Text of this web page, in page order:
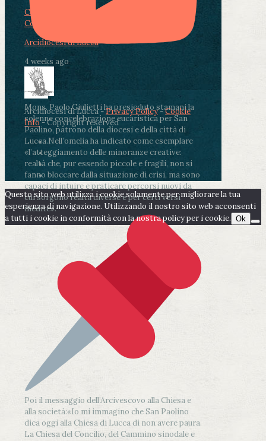
Condividi su Facebook
Condividi su LinkedIn
Arcidiocesi di Lucca
4 weeks ago
Mons. Paolo Giulietti ha presieduto stamani la
solenne concelebrazione eucaristica per San
Paolino, patrono della diocesi e della città di
Lucca.Nell’omelia ha indicato come esemplare
«l’atteggiamento delle minoranze creative:
realtà che, pur essendo piccole e fragili, non si
fanno bloccare dalla situazione di crisi, ma sono
capaci di intuire e praticare percorsi nuovi da
cui sorgono realtà diverse e per certi versi
inedite».
Poi il messaggio dell’Arcivescovo alla Chiesa e
alla società:«Io mi immagino che San Paolino
dica oggi alla Chiesa di Lucca di non avere paura.
La Chiesa del Concilio, del Cammino sinodale e
Arcidiocesi di Lucca -Privacy Policy-Cookie
Info- Copyright reserved
Questo sito web utilizza i cookie solamente per migliorare la tua
esperienza di navigazione. Utilizzando il nostro sito web acconsenti
a tutti i cookie in conformità con la nostra policy per i cookie. Ok